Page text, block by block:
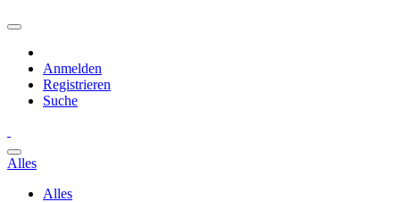
Anmelden
Registrieren
Suche
Alles
Alles